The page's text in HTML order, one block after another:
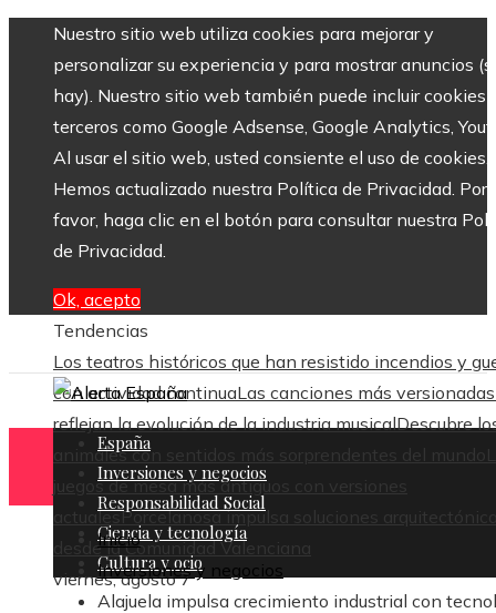
Nuestro sitio web utiliza cookies para mejorar y
personalizar su experiencia y para mostrar anuncios
hay). Nuestro sitio web también puede incluir cookies
terceros como Google Adsense, Google Analytics,
Al usar el sitio web, usted consiente el uso de cookies.
Hemos actualizado nuestra Política de Privacidad. Por
favor, haga clic en el botón para consultar nuestra
de Privacidad.
Ok, acepto
Tendencias
Los teatros históricos que han resistido incendios y
con actividad continuaLas canciones más
reflejan la evolución de la industria musicalDescubre
animales con sentidos más sorprendentes del mundo
juegos de mesa más antiguos con versiones
actualesPorcelanosa impulsa soluciones
desde la Comunidad Valenciana
viernes, agosto 7
España
Inversiones y negocios
Responsabilidad Social
Ciencia y tecnología
Cultura y ocio
Inicio
Inversiones y negocios
Alajuela impulsa crecimiento industrial con